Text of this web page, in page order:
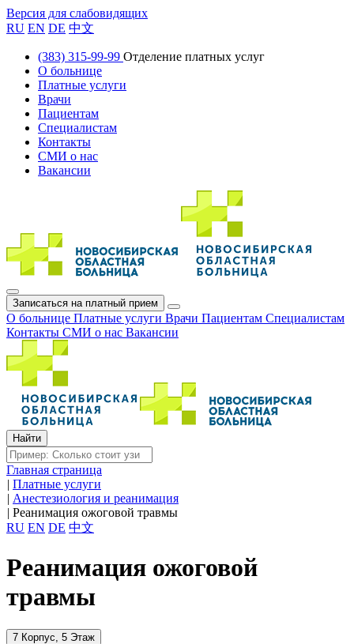
Версия для слабовидящих
RU EN DE 中文
(383) 315-99-99 Отделение платных услуг
О больнице
Платные услуги
Врачи
Пациентам
Специалистам
Контакты
СМИ о нас
Вакансии
Записаться на платный прием
О больнице Платные услуги Врачи Пациентам Специалистам
Контакты СМИ о нас Вакансии
Главная страница
| Платные услуги
| Анестезиология и реанимация
| Реанимация ожоговой травмы
RU EN DE 中文
Реанимация ожоговой
травмы
7 Корпус, 5 Этаж